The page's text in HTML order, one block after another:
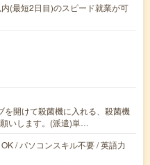
(最短2日目)のスピード就業が可
を開けて殺菌機に入れる、殺菌機
いします。(派遣)単…
/ パソコンスキル不要 / 英語力